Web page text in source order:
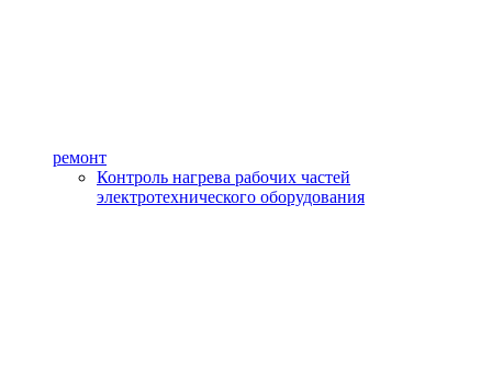
ремонт
Контроль нагрева рабочих частей
электротехнического оборудования